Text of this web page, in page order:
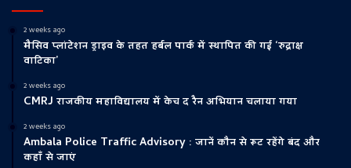
2 weeks ago
मैसिव प्लांटेशन ड्राइव के तहत हर्बल पार्क में स्थापित की गई ‘रुद्राक्ष
वाटिका’
2 weeks ago
CMRJ राजकीय महाविद्यालय में केच द रैन अभियान चलाया गया
2 weeks ago
Ambala Police Traffic Advisory : जानें कौन से रूट रहेंगे बंद और
कहाँ से जाएं